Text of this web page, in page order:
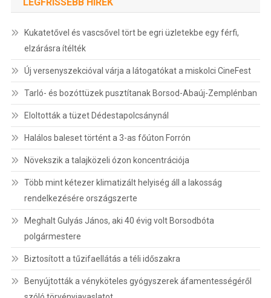
Kukatetővel és vascsővel tört be egri üzletekbe egy férfi,
elzárásra ítélték
Új versenyszekcióval várja a látogatókat a miskolci CineFest
Tarló- és bozóttüzek pusztítanak Borsod-Abaúj-Zemplénban
Eloltották a tüzet Dédestapolcsánynál
Halálos baleset történt a 3-as főúton Forrón
Növekszik a talajközeli ózon koncentrációja
Több mint kétezer klimatizált helyiség áll a lakosság
rendelkezésére országszerte
Meghalt Gulyás János, aki 40 évig volt Borsodbóta
polgármestere
Biztosított a tűzifaellátás a téli időszakra
Benyújtották a vényköteles gyógyszerek áfamentességéről